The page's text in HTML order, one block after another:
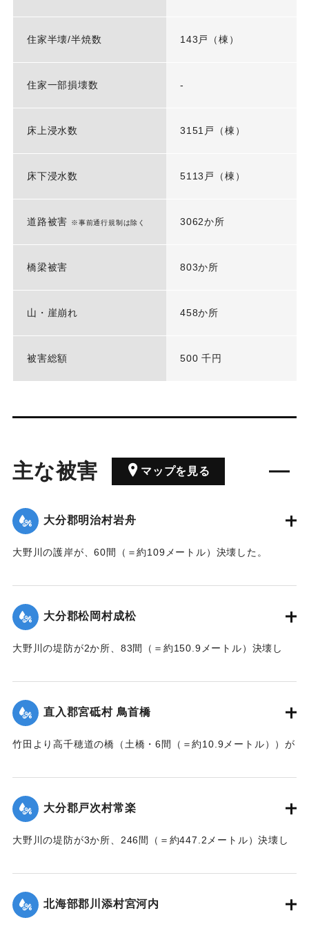
住家半壊/半焼数 143戸（棟）
住家一部損壊数 -
床上浸水数 3151戸（棟）
床下浸水数 5113戸（棟）
道路被害 ※事前通行規制は除く 3062か所
橋梁被害 803か所
山・崖崩れ 458か所
被害総額 500 千円
主な被害 マップを見る
大分郡明治村岩舟
大野川の護岸が、60間（＝約109メートル）決壊した。
｜固有コード:
大分郡松岡村成松
大野川の堤防が2か所、83間（＝約150.9メートル）決壊し
｜固有コード: 002680208
直入郡宮砥村 鳥首橋
竹田より高千穂道の橋（土橋・6間（＝約10.9メートル））が
｜固有コード: 002680202
大分郡戸次村常楽
大野川の堤防が3か所、246間（＝約447.2メートル）決壊し
｜固有コード: 002680204
北海部郡川添村宮河内